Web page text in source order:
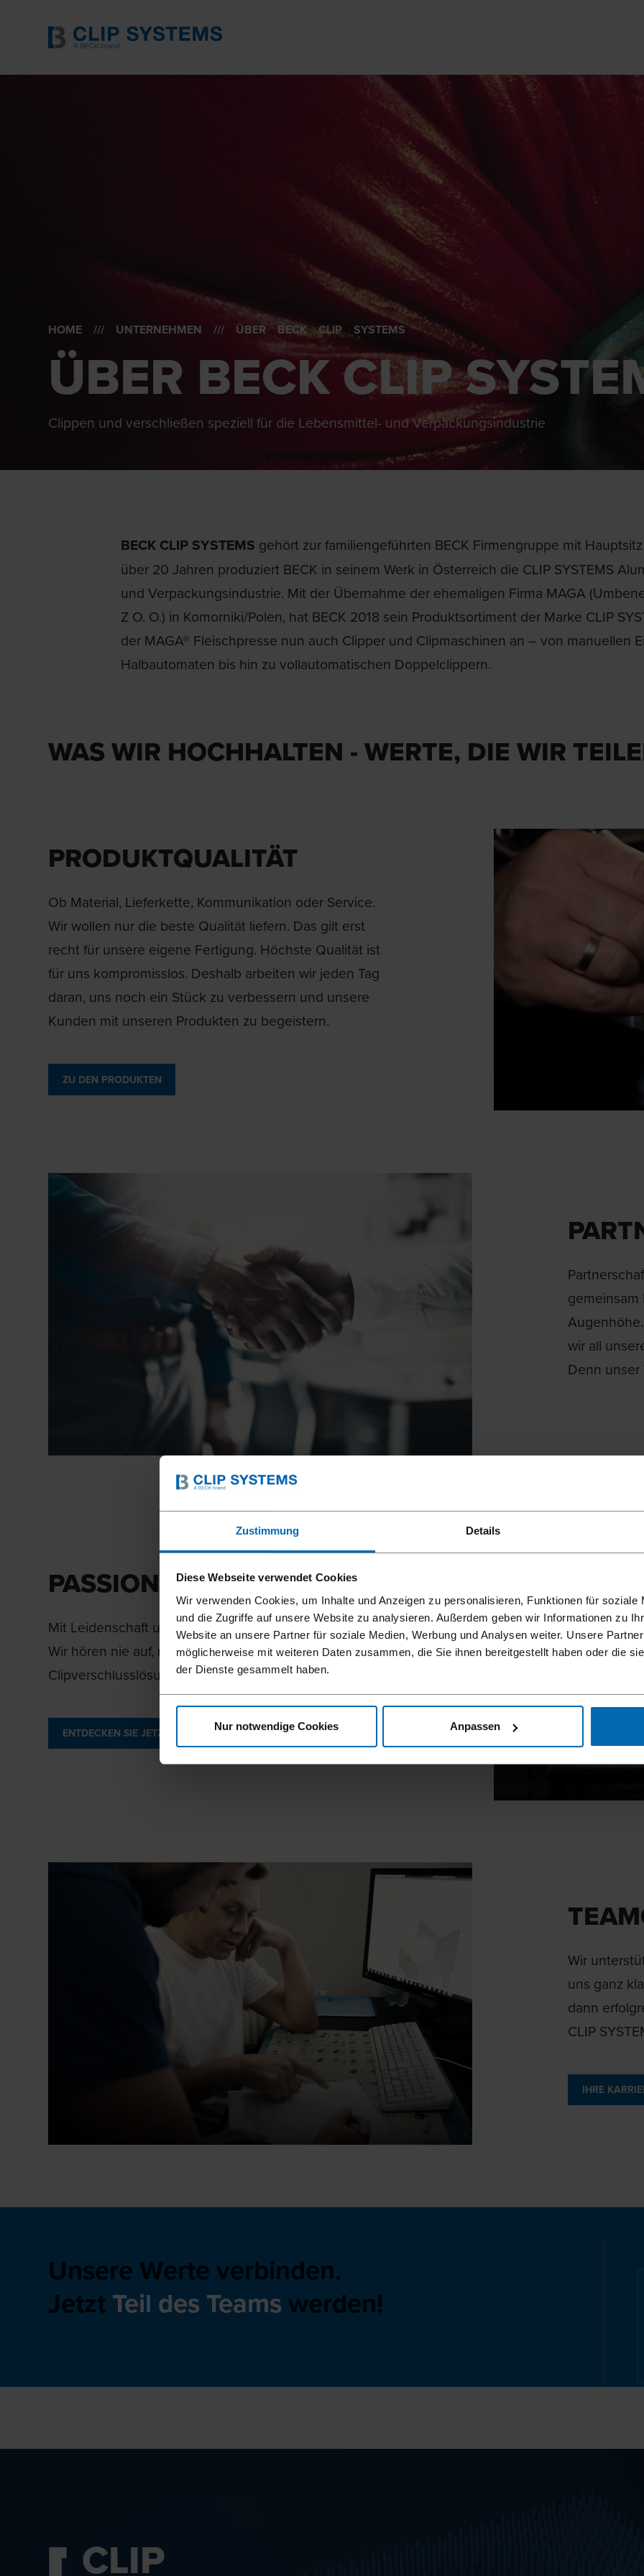
Zustimmung Details
Diese Webseite verwendet Cookies
Wir verwenden Cookies, um Inhalte und Anzeigen zu personalisieren, Funktionen für soziale
und die Zugriffe auf unsere Website zu analysieren. Außerdem geben wir Informationen zu
Website an unsere Partner für soziale Medien, Werbung und Analysen weiter. Unsere
möglicherweise mit weiteren Daten zusammen, die Sie ihnen bereitgestellt haben oder die
der Dienste gesammelt haben.
Nur notwendige Cookies Anpassen
HOME /// UNTERNEHMEN /// ÜBER BECK CLIP SYSTEMS
ÜBER BECK CLIP
Clippen und verschließen speziell für die Lebensmittel- und Verpackungsindustrie
BECK CLIP SYSTEMS gehört zur familiengeführten BECK Firmengruppe mit
über 20 Jahren produziert BECK in seinem Werk in Österreich die CLIP SYSTEMS
und Verpackungsindustrie. Mit der Übernahme der ehemaligen Firma MAGA
Z O. O.) in Komorniki/Polen, hat BECK 2018 sein Produktsortiment der Marke CLIP
der MAGA® Fleischpresse nun auch Clipper und Clipmaschinen an – von manuellen
Halbautomaten bis hin zu vollautomatischen Doppelclippern.
WAS WIR HOCHHALTEN - WERTE, DIE WIR
PRODUKTQUALITÄT
Ob Material, Lieferkette, Kommunikation oder Service.
Wir wollen nur die beste Qualität liefern. Das gilt erst
recht für unsere eigene Fertigung. Höchste Qualität ist
für uns kompromisslos. Deshalb arbeiten wir jeden Tag
daran, uns noch ein Stück zu verbessern und unsere
Kunden mit unseren Produkten zu begeistern.
ZU DEN PRODUKTEN
gemeinsam
wir all
Denn
PASSION & KREATIVITÄT
Mit Leidenschaft und Kreativität sind wir bei der Sache.
Wir hören nie auf, neugierig zu sein und unsere
Clipverschlusslösungen weiterzuentwickeln.
ENTDECKEN SIE JETZT UNSEREN VOLLAUTOMATEN
Wir
uns ganz
dann
CLIP
IHRE
Unsere Werte verbinden.
JetztTeil des Teamswerden!
CLIP